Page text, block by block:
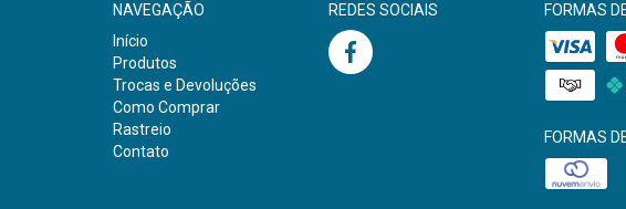
NAVEGAÇÃO
Início
Produtos
Trocas e Devoluções
Como Comprar
Rastreio
Contato
REDES SOCIAIS FORMAS
FORMAS